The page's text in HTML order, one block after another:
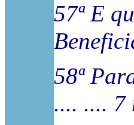
57ª E
58ª
.... .... 7